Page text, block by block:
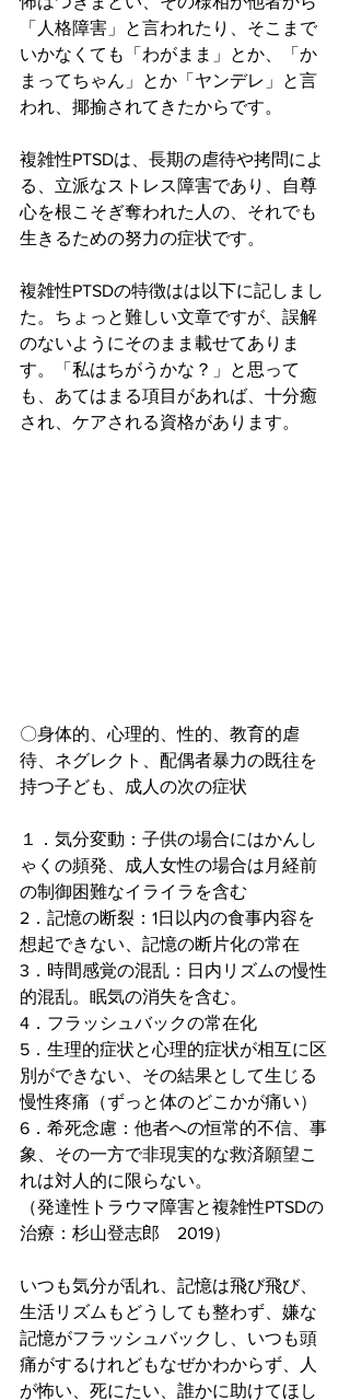
「人格障害」と言われたり、そこまで
いかなくても「わがまま」とか、「か
まってちゃん」とか「ヤンデレ」と言
われ、揶揄されてきたからです。
複雑性PTSDは、長期の虐待や拷問によ
る、立派なストレス障害であり、自尊
心を根こそぎ奪われた人の、それでも
生きるための努力の症状です。
複雑性PTSDの特徴はは以下に記しまし
た。ちょっと難しい文章ですが、誤解
のないようにそのまま載せてありま
す。「私はちがうかな？」と思って
も、あてはまる項目があれば、十分癒
され、ケアされる資格があります。
〇身体的、心理的、性的、教育的虐
待、ネグレクト、配偶者暴力の既往を
持つ子ども、成人の次の症状
１．気分変動：子供の場合にはかんし
ゃくの頻発、成人女性の場合は月経前
の制御困難なイライラを含む
2．記憶の断裂：1日以内の食事内容を
想起できない、記憶の断片化の常在
3．時間感覚の混乱：日内リズムの慢性
的混乱。眠気の消失を含む。
4．フラッシュバックの常在化
5．生理的症状と心理的症状が相互に区
別ができない、その結果として生じる
慢性疼痛（ずっと体のどこかが痛い）
6．希死念慮：他者への恒常的不信、事
象、その一方で非現実的な救済願望こ
れは対人的に限らない。
（発達性トラウマ障害と複雑性PTSDの
治療：杉山登志郎　2019）
いつも気分が乱れ、記憶は飛び飛び、
生活リズムもどうしても整わず、嫌な
記憶がフラッシュバックし、いつも頭
痛がするけれどもなぜかわからず、人
が怖い、死にたい、誰かに助けてほし